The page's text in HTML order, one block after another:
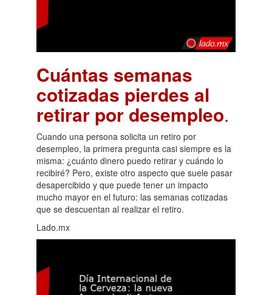
Cuántas semanas
cotizadas pierdes al
retirar por desempleo.
Cuando una persona solicita un retiro por
desempleo, la primera pregunta casi siempre es la
misma: ¿cuánto dinero puedo retirar y cuándo lo
recibiré? Pero, existe otro aspecto que suele pasar
desapercibido y que puede tener un impacto
mucho mayor en el futuro: las semanas cotizadas
que se descuentan al realizar el retiro.
Lado.mx